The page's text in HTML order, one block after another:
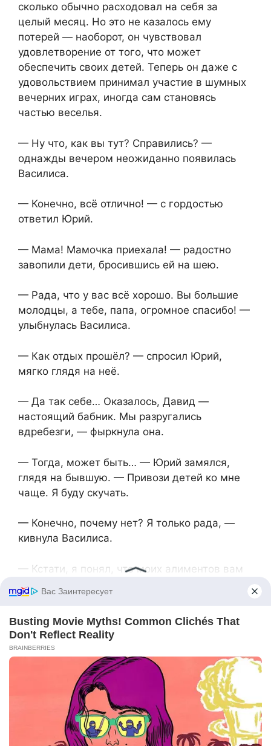
сколько обычно расходовал на себя за
целый месяц. Но это не казалось ему
потерей — наоборот, он чувствовал
удовлетворение от того, что может
обеспечить своих детей. Теперь он даже с
удовольствием принимал участие в шумных
вечерних играх, иногда сам становясь
частью веселья.
— Ну что, как вы тут? Справились? —
однажды вечером неожиданно появилась
Василиса.
— Конечно, всё отлично! — с гордостью
ответил Юрий.
— Мама! Мамочка приехала! — радостно
завопили дети, бросившись ей на шею.
— Рада, что у вас всё хорошо. Вы большие
молодцы, а тебе, папа, огромное спасибо! —
улыбнулась Василиса.
— Как отдых прошёл? — спросил Юрий,
мягко глядя на неё.
— Да так себе… Оказалось, Давид —
настоящий бабник. Мы разругались
вдребезги, — фыркнула она.
— Тогда, может быть… — Юрий замялся,
глядя на бывшую. — Привози детей ко мне
чаще. Я буду скучать.
— Конечно, почему нет? Я только рада, —
кивнула Василиса.
— Кстати, я понял, что моих алиментов вам
явно не хватает. Буду давать дополнительно.
Подработку снова возьму, — добавил он
— О, Юрий, ты действительно растёшь! —
искренне улыбнулась она. — Не ожидала, что
ты сможешь так измениться. Но насчёт
воссоединения… Пока рано. Хотя, кто знает,
через некоторое время, возможно…
Юрий проводил её взглядом, когда она ушла